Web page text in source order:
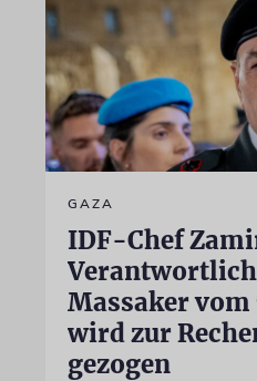
GAZA
IDF-Chef
Massaker vom
wird zur
gezogen